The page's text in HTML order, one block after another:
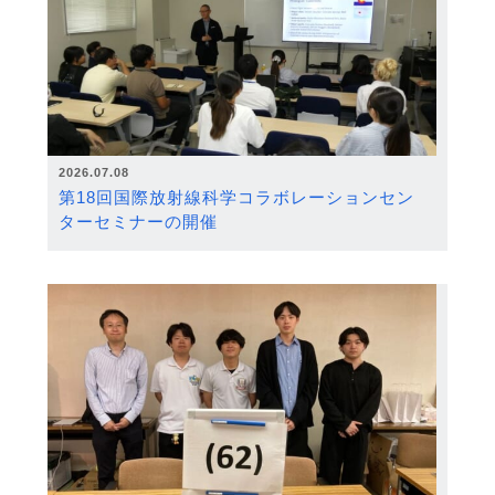
2026.07.08
第18回国際放射線科学コラボレーションセン
ターセミナーの開催